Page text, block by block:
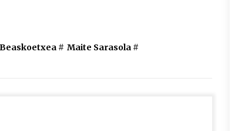
# Maite Sarasola #